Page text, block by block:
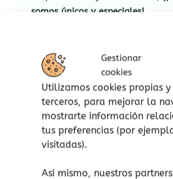
Gestionar
cookies
Utilizamos cookies propias y
terceros, para mejorar la
mostrarte información
tus preferencias (por
visitadas).
Así mismo, nuestros
somos únicos y especiales!
porNuria Casas
, la actriz y
contenido que arrasa con su
en las redes sociales, y Arnau
locutor de esos ingeniosos
Un cuento para reflexionar
diversidad y la importancia de